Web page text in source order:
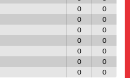
0
0
0
0
0
0
0
0
0
0
0
0
0 0